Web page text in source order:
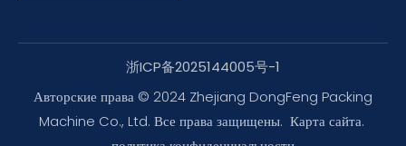
浙ICP备2025144005号-1
Авторские права © 2024 Zhejiang DongFeng Packing
Machine Co., Ltd. Все права защищены. Карта сайта.